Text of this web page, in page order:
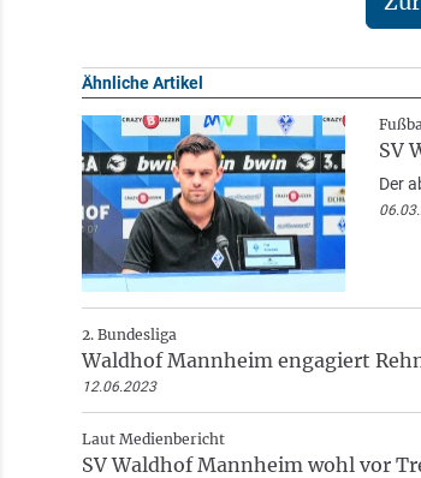
Ähnliche Artikel
SV
Der
2. Bundesliga
Waldhof Mannheim engagiert
12.06.2023
Laut Medienbericht
SV Waldhof Mannheim wohl vor